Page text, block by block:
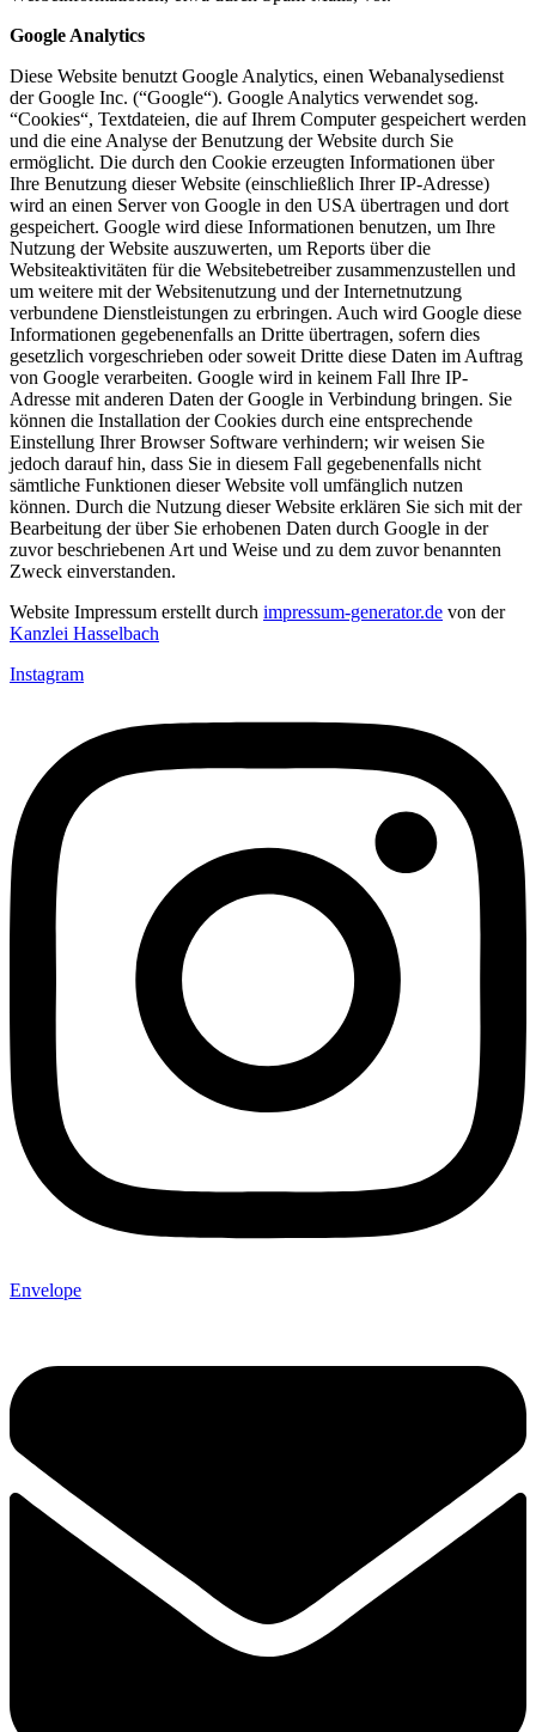
Google Analytics
Diese Website benutzt Google Analytics, einen Webanalysedienst
der Google Inc. (“Google“). Google Analytics verwendet sog.
“Cookies“, Textdateien, die auf Ihrem Computer gespeichert werden
und die eine Analyse der Benutzung der Website durch Sie
ermöglicht. Die durch den Cookie erzeugten Informationen über
Ihre Benutzung dieser Website (einschließlich Ihrer IP-Adresse)
wird an einen Server von Google in den USA übertragen und dort
gespeichert. Google wird diese Informationen benutzen, um Ihre
Nutzung der Website auszuwerten, um Reports über die
Websiteaktivitäten für die Websitebetreiber zusammenzustellen und
um weitere mit der Websitenutzung und der Internetnutzung
verbundene Dienstleistungen zu erbringen. Auch wird Google diese
Informationen gegebenenfalls an Dritte übertragen, sofern dies
gesetzlich vorgeschrieben oder soweit Dritte diese Daten im Auftrag
von Google verarbeiten. Google wird in keinem Fall Ihre IP-
Adresse mit anderen Daten der Google in Verbindung bringen. Sie
können die Installation der Cookies durch eine entsprechende
Einstellung Ihrer Browser Software verhindern; wir weisen Sie
jedoch darauf hin, dass Sie in diesem Fall gegebenenfalls nicht
sämtliche Funktionen dieser Website voll umfänglich nutzen
können. Durch die Nutzung dieser Website erklären Sie sich mit der
Bearbeitung der über Sie erhobenen Daten durch Google in der
zuvor beschriebenen Art und Weise und zu dem zuvor benannten
Zweck einverstanden.
Website Impressum erstellt durch impressum-generator.de von der
Kanzlei Hasselbach
Instagram
Envelope